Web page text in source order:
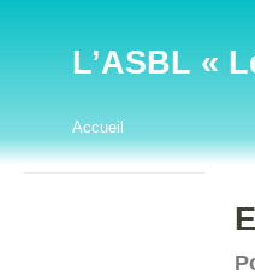
L’ASBL «
Accueil